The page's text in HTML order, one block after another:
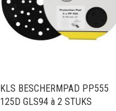
KLS BESCHERMPAD PP555
125D GLS94 à 2 STUKS